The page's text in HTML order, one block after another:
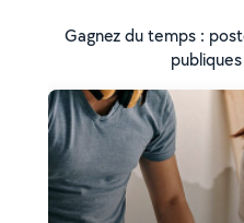
Gagnez du temps :